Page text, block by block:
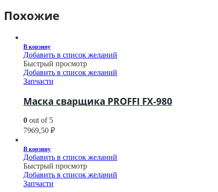
Похожие
В корзину
Добавить в список желаний
Быстрый просмотр
Добавить в список желаний
Запчасти
Маска сварщика PROFFI FX-980
0 out of 5
7969,50 ₽
В корзину
Добавить в список желаний
Быстрый просмотр
Добавить в список желаний
Запчасти